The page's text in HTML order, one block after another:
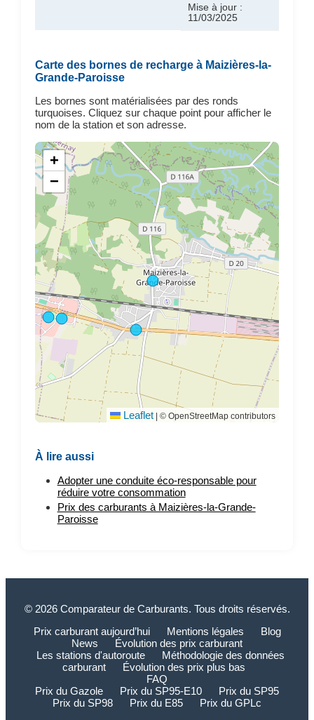
Mise à jour :
11/03/2025
Carte des bornes de recharge à Maizières-la-
Grande-Paroisse
Les bornes sont matérialisées par des ronds
turquoises. Cliquez sur chaque point pour afficher le
nom de la station et son adresse.
+
−
Leaflet | © OpenStreetMap contributors
À lire aussi
Adopter une conduite éco-responsable pour
réduire votre consommation
Prix des carburants à Maizières-la-Grande-
Paroisse
© 2026 Comparateur de Carburants. Tous droits réservés.
Prix carburant aujourd’hui
Mentions légales
Blog
News
Évolution des prix carburant
Les stations d'autoroute
Méthodologie des données
carburant
Évolution des prix plus bas
FAQ
Prix du Gazole
Prix du SP95-E10
Prix du SP95
Prix du SP98
Prix du E85 Prix du GPLc